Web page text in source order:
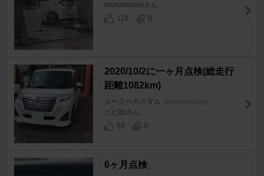
musumemeiさん
116
0
2020/10/2に一ヶ月点検(総走行
距離1082km)
ルーミーカスタム [M900A/M910A]
ビビ助さん
54
0
6ヶ月点検